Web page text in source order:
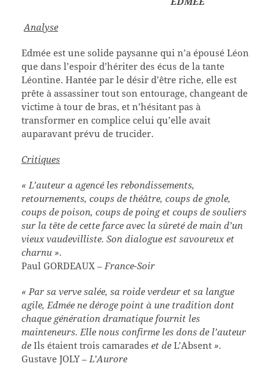
Analyse
Edmée est une solide paysanne qui n’a épousé Léon
que dans l’espoir d’hériter des écus de la tante
Léontine. Hantée par le désir d’être riche, elle est
prête à assassiner tout son entourage, changeant de
victime à tour de bras, et n’hésitant pas à
transformer en complice celui qu’elle avait
auparavant prévu de trucider.
Critiques
« L’auteur a agencé les rebondissements,
retournements, coups de théâtre, coups de gnole,
coups de poison, coups de poing et coups de souliers
sur la tête de cette farce avec la sûreté de main d’un
vieux vaudevilliste. Son dialogue est savoureux et
charnu ».
Paul GORDEAUX – France-Soir
« Par sa verve salée, sa roide verdeur et sa langue
agile, Edmée ne déroge point à une tradition dont
chaque génération dramatique fournit les
mainteneurs. Elle nous confirme les dons de l’auteur
de Ils étaient trois camarades et de L’Absent ».
Gustave JOLY– L’Aurore